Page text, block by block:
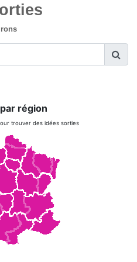
région
trouver des idées sorties